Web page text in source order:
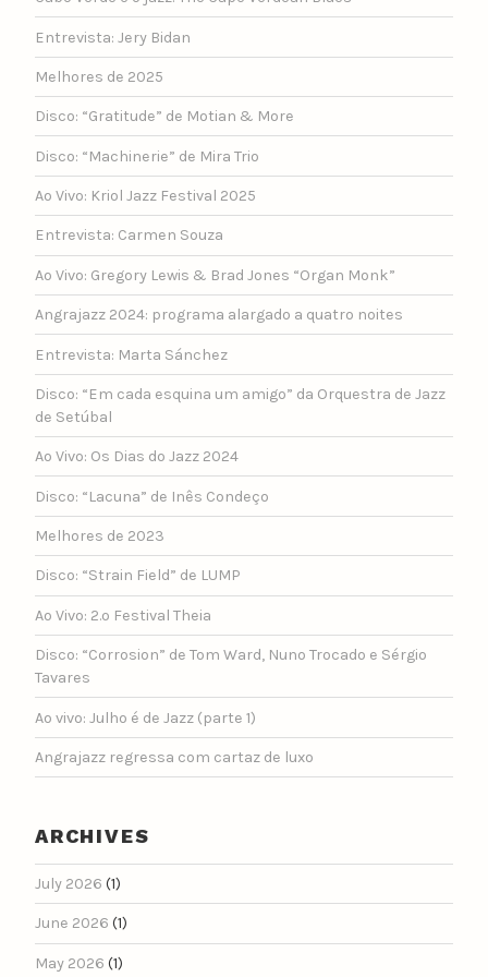
Entrevista: Jery Bidan
Melhores de 2025
Disco: “Gratitude” de Motian & More
Disco: “Machinerie” de Mira Trio
Ao Vivo: Kriol Jazz Festival 2025
Entrevista: Carmen Souza
Ao Vivo: Gregory Lewis & Brad Jones “Organ Monk”
Angrajazz 2024: programa alargado a quatro noites
Entrevista: Marta Sánchez
Disco: “Em cada esquina um amigo” da Orquestra de Jazz
de Setúbal
Ao Vivo: Os Dias do Jazz 2024
Disco: “Lacuna” de Inês Condeço
Melhores de 2023
Disco: “Strain Field” de LUMP
Ao Vivo: 2.º Festival Theia
Disco: “Corrosion” de Tom Ward, Nuno Trocado e Sérgio
Tavares
Ao vivo: Julho é de Jazz (parte 1)
Angrajazz regressa com cartaz de luxo
ARCHIVES
July 2026 (1)
June 2026 (1)
May 2026 (1)